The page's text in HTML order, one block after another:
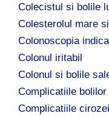
Colecistul si bolile
Colesterolul mare
Colonoscopia
Colonul iritabil
Colonul si bolile
Complicatiile bolilor
Complicatiile